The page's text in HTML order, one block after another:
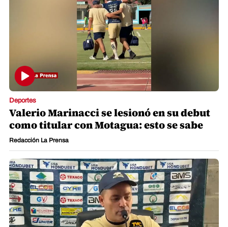
Deportes
Valerio Marinacci se lesionó en su debut
como titular con Motagua: esto se sabe
Redacción La Prensa